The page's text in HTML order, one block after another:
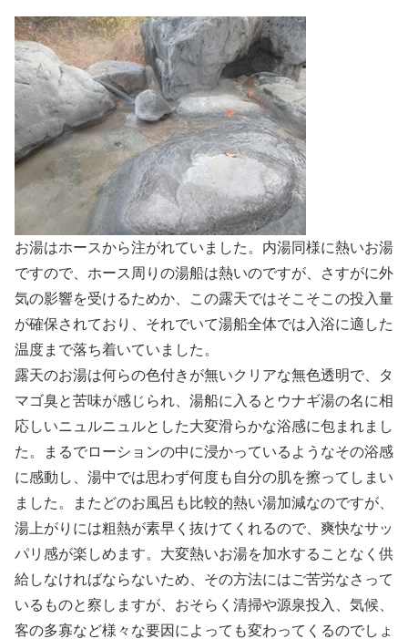
お湯はホースから注がれていました。内湯同様に熱いお湯
ですので、ホース周りの湯船は熱いのですが、さすがに外
気の影響を受けるためか、この露天ではそこそこの投入量
が確保されており、それでいて湯船全体では入浴に適した
温度まで落ち着いていました。
露天のお湯は何らの色付きが無いクリアな無色透明で、タ
マゴ臭と苦味が感じられ、湯船に入るとウナギ湯の名に相
応しいニュルニュルとした大変滑らかな浴感に包まれまし
た。まるでローションの中に浸かっているようなその浴感
に感動し、湯中では思わず何度も自分の肌を擦ってしまい
ました。またどのお風呂も比較的熱い湯加減なのですが、
湯上がりには粗熱が素早く抜けてくれるので、爽快なサッ
パリ感が楽しめます。大変熱いお湯を加水することなく供
給しなければならないため、その方法にはご苦労なさって
いるものと察しますが、おそらく清掃や源泉投入、気候、
客の多寡など様々な要因によっても変わってくるのでしょ